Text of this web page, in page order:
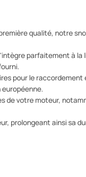
qualité, notre
parfaitement à la
pour le
de votre moteur,
prolongeant ainsi sa